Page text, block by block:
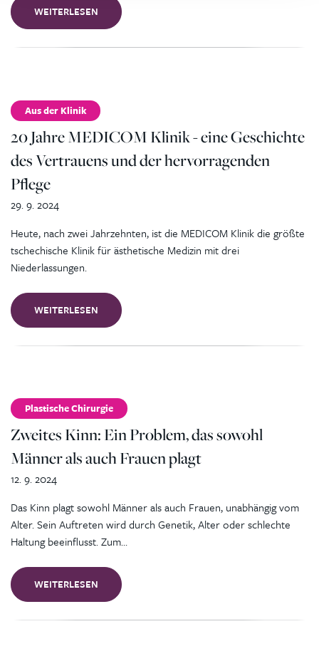
WEITERLESEN
20 Jahre MEDICOM Klinik - eine Geschichte
des Vertrauens und der hervorragenden
Pflege
Aus der Klinik
Heute, nach zwei Jahrzehnten, ist die MEDICOM Klinik die größte
tschechische Klinik für ästhetische Medizin mit drei
Niederlassungen.
WEITERLESEN
29. 9. 2024
Zweites Kinn: Ein Problem, das sowohl
Männer als auch Frauen plagt
Plastische Chirurgie
Das Kinn plagt sowohl Männer als auch Frauen, unabhängig vom
Alter. Sein Auftreten wird durch Genetik, Alter oder schlechte
Haltung beeinflusst. Zum…
WEITERLESEN
12. 9. 2024